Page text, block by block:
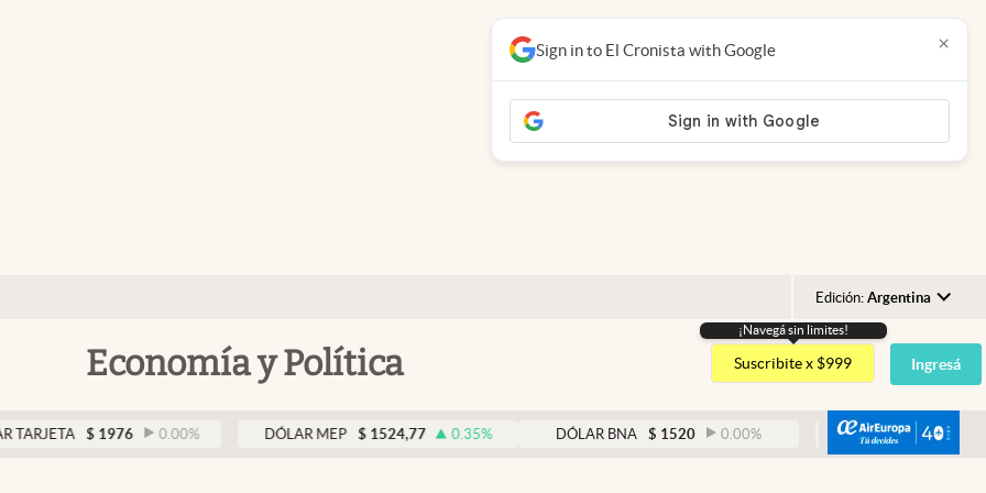
Edición: Argentina
Argentina
España
México
USA
Economía y Política
¡Navegá sin limites!
Suscribite x $999 Ingresá
$ 1976 0.00% DÓLAR MEP $ 1524,77 0.35% DÓLAR BNA $ 1520 0.00% DÓLAR BLUE $ 1525 -0.33
Sign in to El Cronista with Google ×